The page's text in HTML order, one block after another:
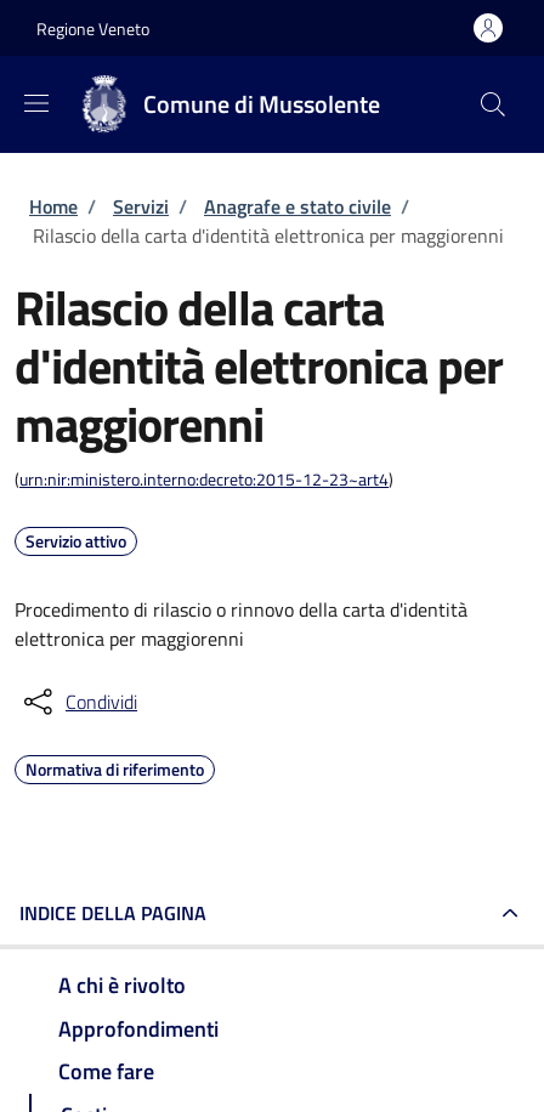
Regione Veneto
Comune di Mussolente
Briciole di pane
Home / Servizi / Anagrafe e stato civile /
Rilascio della carta d'identità elettronica per maggiorenni
Rilascio della carta
d'identità elettronica per
maggiorenni
(urn:nir:ministero.interno:decreto:2015-12-23~art4)
Servizio attivo
Procedimento di rilascio o rinnovo della carta d'identità
elettronica per maggiorenni
Condividi
Normativa di riferimento
INDICE DELLA PAGINA
A chi è rivolto
Approfondimenti
Come fare